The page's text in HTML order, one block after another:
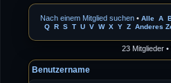
Nach einem Mitglied suchen •Alle A
Q R S T U V W X Y Z Anderes
23 Mitglieder •
Benutzername